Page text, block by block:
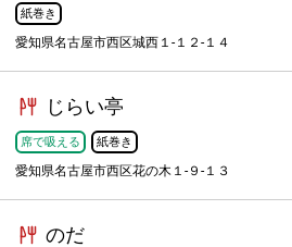
紙巻き
愛知県名古屋市西区城西１-１２-１４
じらい亭
席で吸える 紙巻き
愛知県名古屋市西区花の木１-９-１３
のだ